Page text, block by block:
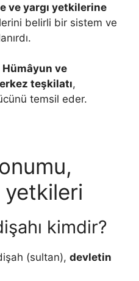
ve yargı yetkilerine
belirli bir sistem ve
Hümâyun ve
teşkilatı,
temsil eder.
yetkileri
kimdir?
(sultan), devletin